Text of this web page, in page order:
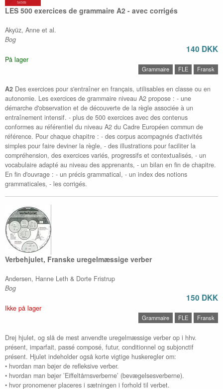
LES 500 exercices de grammaire A2 - avec corrigés
Akyüz, Anne et al.
Bog
140 DKK
På lager
Grammaire FLE Fransk
A2 Des exercices pour s'entraîner en français, utilisables en classe ou en
autonomie. Les exercices de grammaire niveau A2 propose : - une
démarche d'observation et de découverte de la règle associée à un
entraînement intensif. - plus de 500 exercices avec des contenus
conformes au référentiel du niveau A2 du Cadre Européen commun de
référence. Pour chaque chapitre : - des corpus acompagnés d'activités
simples pour faire deviner la règle, - des illustrations pour faciliter la
compréhension, des exercices variés, progressifs et contextualisés, - un
vocabulaire adapté au niveau des apprenants, - un bilan en fin de chapitre.
En fin d'ouvrage : - un précis grammatical, - un index des notions
grammaticales, - les corrigés.
Verbehjulet, Franske uregelmæssige verber
Andersen, Hanne Leth & Dorte Fristrup
Bog
150 DKK
Ikke på lager
Grammaire FLE Fransk
Drej hjulet, og slå de mest anvendte uregelmæssige verber op i hhv.
présent, imparfait, passé composé, futur, conditionnel og subjonctif
présent. Hjulet indeholder også korte vigtige huskeregler om:
• hvordan man bøjer de refleksive verber.
• hvordan man bøjer ’Eiffeltårnsverberne’ (bevægelsesverberne).
• hvor pronomener placeres i sætningen i forhold til verbet.